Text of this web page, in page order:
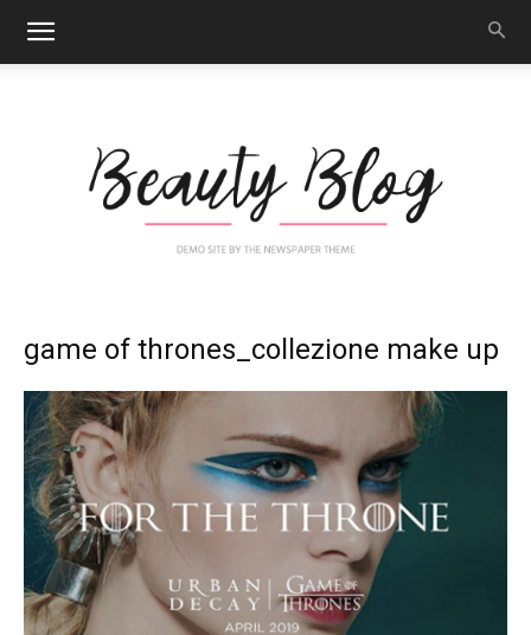
Nail
Art
Mania
game of thrones_collezione make up